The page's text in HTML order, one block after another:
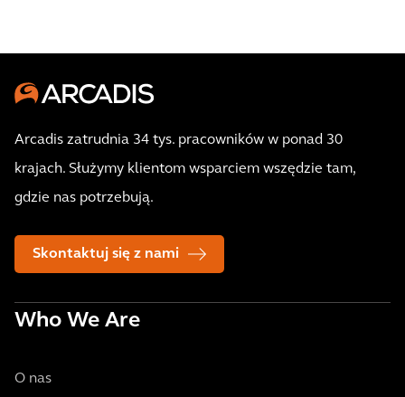
Arcadis zatrudnia 34 tys. pracowników w ponad 30
krajach. Służymy klientom wsparciem wszędzie tam,
gdzie nas potrzebują.
Skontaktuj się z nami
Who We Are
O nas